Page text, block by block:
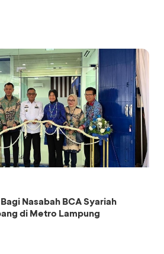
Nasabah BCA Syariah
di Metro Lampung